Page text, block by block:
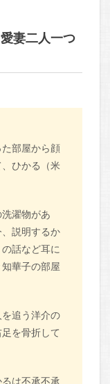
妻二人一つ
部屋から顔
ひかる（米
濯物があ
説明するか
話など耳に
華子の部屋
追う洋介の
を骨折して
は不承不承